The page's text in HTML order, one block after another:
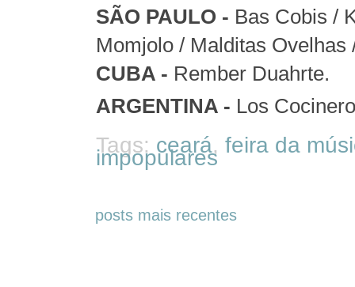
SÃO PAULO - Bas Cobis /
Momjolo / Malditas
CUBA - Rember Duahrte.
ARGENTINA - Los
Tags: ceará, feira da
impopulares
posts mais recentes